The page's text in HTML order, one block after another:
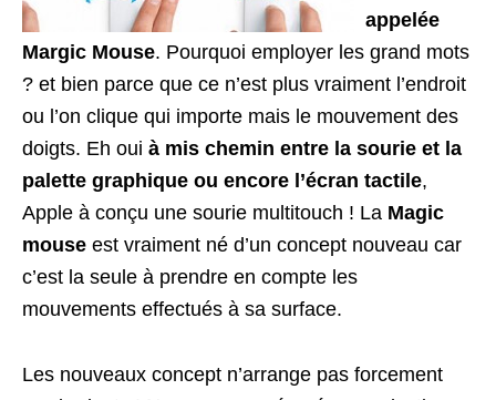
appelée
Margic Mouse. Pourquoi employer les grand mots
? et bien parce que ce n’est plus vraiment l’endroit
ou l’on clique qui importe mais le mouvement des
doigts. Eh oui à mis chemin entre la sourie et la
palette graphique ou encore l’écran tactile,
Apple à conçu une sourie multitouch ! La Magic
mouse est vraiment né d’un concept nouveau car
c’est la seule à prendre en compte les
mouvements effectués à sa surface.
Les nouveaux concept n’arrange pas forcement